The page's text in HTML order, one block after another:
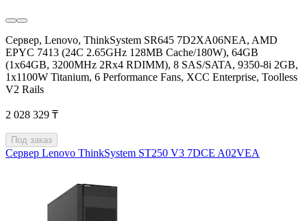
Сервер, Lenovo, ThinkSystem SR645 7D2XA06NEA, AMD
EPYC 7413 (24C 2.65GHz 128MB Cache/180W), 64GB
(1x64GB, 3200MHz 2Rx4 RDIMM), 8 SAS/SATA, 9350-8i 2GB,
1x1100W Titanium, 6 Performance Fans, XCC Enterprise, Toolless
V2 Rails
2 028 329 ₸
Под заказ
Сервер Lenovo ThinkSystem ST250 V3 7DCE A02VEA